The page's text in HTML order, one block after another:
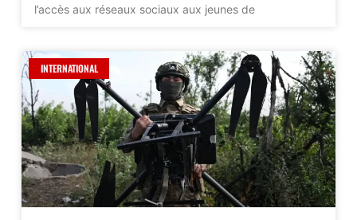
l’accès aux réseaux sociaux aux jeunes de
INTERNATIONAL